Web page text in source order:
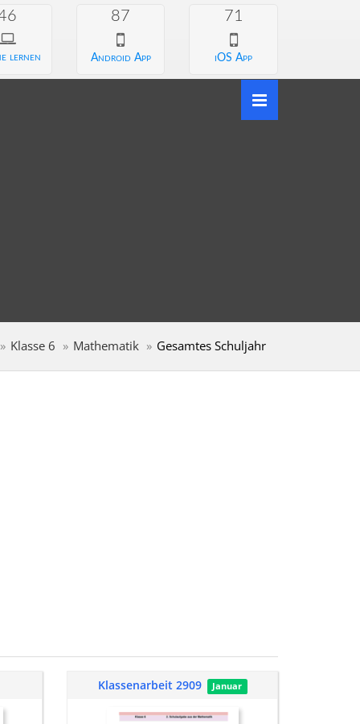
lernen
87
Android App
71
iOS App
Klasse 6 Mathematik Gesamtes Schuljahr
Klassenarbeit 2909 Januar